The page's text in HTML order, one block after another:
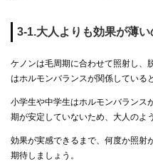
3-1.大人よりも効果が薄
ケノンは毛周期に合わせて照射し、
はホルモンバランスが関係している
小学生や中学生はホルモンバランス
期が安定していないため、大人のよ
効果が実感できるまで、何度か照射
期待しましょう。